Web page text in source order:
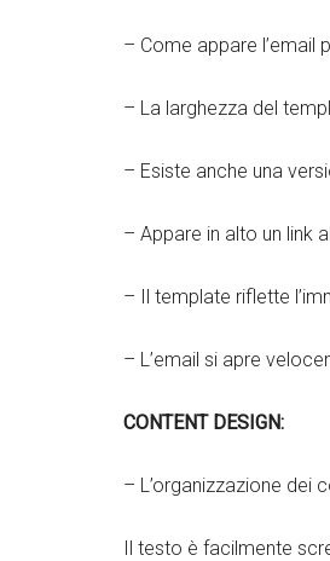
– Come appare l’email
– La larghezza del
– Esiste anche una
– Appare in alto un link
– Il template riflette
– L’email si apre
CONTENT DESIGN:
– L’organizzazione dei
Il testo è facilmente